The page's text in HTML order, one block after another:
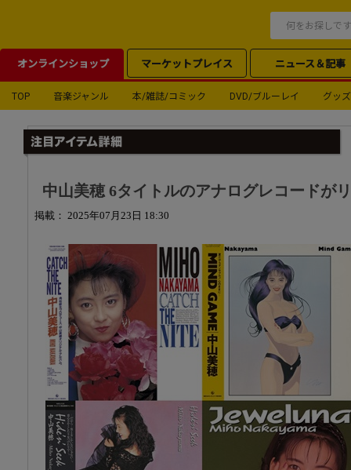
オンラインショップ マーケットプレイス ニュース＆記事
TOP 音楽ジャンル 本/雑誌/コミック DVD/ブルーレイ グッズ
中山美穂 6タイトルのアナログレコードが
掲載： 2025年07月23日 18:30